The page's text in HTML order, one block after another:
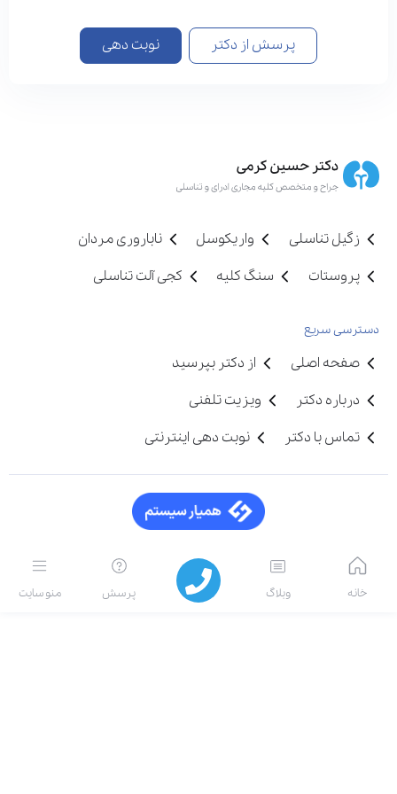
پرسش از دکتر نوبت دهی
زگیل تناسلی واریکوسل
ناباروری مردان
پروستات
سنگ کلیه کجی آلت تناسلی
دسترسی سریع
صفحه اصلی
از دکتر بپرسید
درباره دکتر
ویزیت تلفنی
تماس با دکتر
نوبت دهی اینترنتی
خانه وبلاگ پرسش منو سایت